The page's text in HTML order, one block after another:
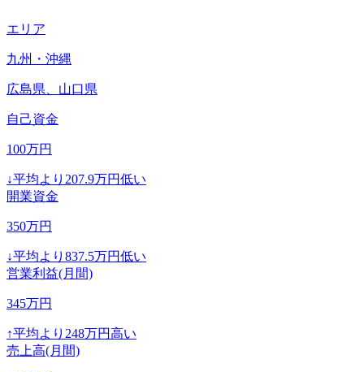
エリア
九州・沖縄
広島県、山口県
自己資金
100万円
↓平均より 207.9万円低い
開業資金
350万円
↓平均より 837.5万円低い
営業利益(月間)
345万円
↑平均より 248万円高い
売上高(月間)